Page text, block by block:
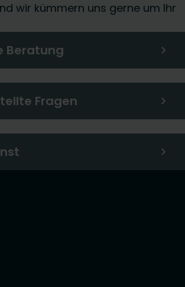
wir kümmern uns gerne um Ihr
Beratung
Fragen